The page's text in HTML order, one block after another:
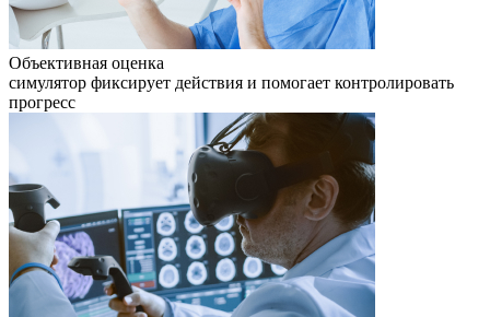
Объективная оценка
симулятор фиксирует действия и помогает контролировать
прогресс